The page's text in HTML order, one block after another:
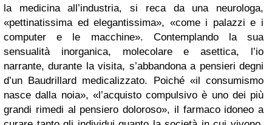
la medicina all’industria, si reca da una neurologa,
«pettinatissima ed elegantissima», «come i palazzi e i
computer e le macchine». Contemplando la sua
sensualità inorganica, molecolare e asettica, l’io
narrante, durante la visita, s’abbandona a pensieri degni
d’un Baudrillard medicalizzato. Poiché «il consumismo
nasce dalla noia», «l’acquisto compulsivo è uno dei più
grandi rimedi al pensiero doloroso», il farmaco idoneo a